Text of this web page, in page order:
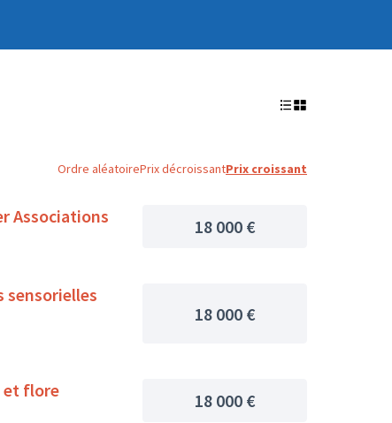
Ordre aléatoirePrix décroissantPrix croissant
Associations 18 000 €
18 000 €
et flore 18 000 €